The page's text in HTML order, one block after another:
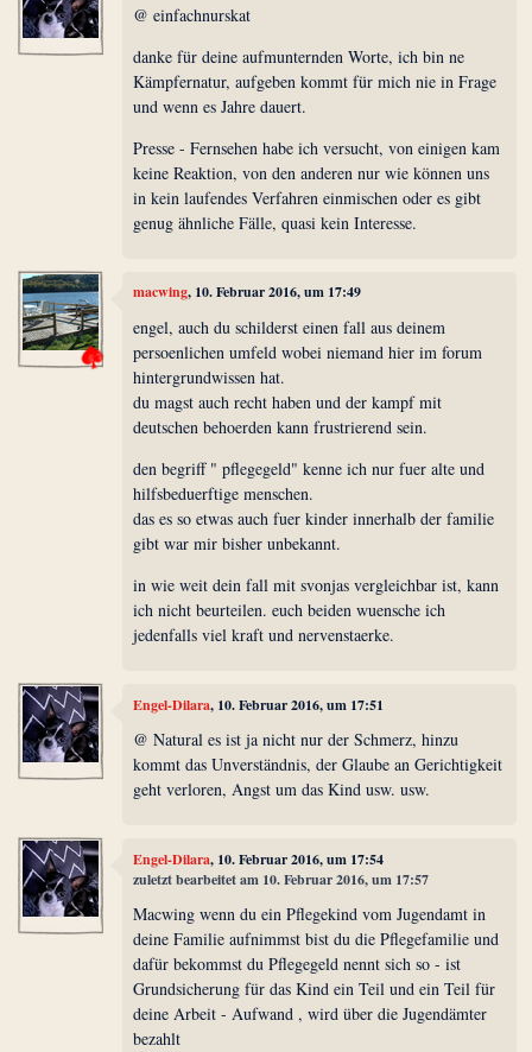
@ einfachnurskat
danke für deine aufmunternden Worte, ich bin ne
Kämpfernatur, aufgeben kommt für mich nie in Frage
und wenn es Jahre dauert.
Presse - Fernsehen habe ich versucht, von einigen kam
keine Reaktion, von den anderen nur wie können uns
in kein laufendes Verfahren einmischen oder es gibt
genug ähnliche Fälle, quasi kein Interesse.
macwing, 10. Februar 2016, um 17:49
engel, auch du schilderst einen fall aus deinem
persoenlichen umfeld wobei niemand hier im forum
hintergrundwissen hat.
du magst auch recht haben und der kampf mit
deutschen behoerden kann frustrierend sein.
den begriff " pflegegeld" kenne ich nur fuer alte und
hilfsbeduerftige menschen.
das es so etwas auch fuer kinder innerhalb der familie
gibt war mir bisher unbekannt.
in wie weit dein fall mit svonjas vergleichbar ist, kann
ich nicht beurteilen. euch beiden wuensche ich
jedenfalls viel kraft und nervenstaerke.
Engel-Dilara, 10. Februar 2016, um 17:51
@ Natural es ist ja nicht nur der Schmerz, hinzu
kommt das Unverständnis, der Glaube an Gerichtigkeit
geht verloren, Angst um das Kind usw. usw.
Engel-Dilara, 10. Februar 2016, um 17:54
zuletzt bearbeitet am 10. Februar 2016, um 17:57
Macwing wenn du ein Pflegekind vom Jugendamt in
deine Familie aufnimmst bist du die Pflegefamilie und
dafür bekommst du Pflegegeld nennt sich so - ist
Grundsicherung für das Kind ein Teil und ein Teil für
deine Arbeit - Aufwand , wird über die Jugendämter
bezahlt